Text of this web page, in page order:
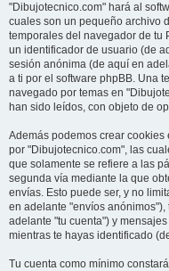
"Dibujotecnico.com" hará al
cuales son un pequeño archivo
temporales del navegador de tu
un identificador de usuario (de
sesión anónima (de aquí en
a ti por el software phpBB. Una
navegado por temas en
han sido leídos, con objeto de
Además podemos crear
por "Dibujotecnico.com", las
que solamente se refiere a las
segunda vía mediante la que
envías. Esto puede ser, y no
en adelante "envíos
adelante "tu cuenta") y
mientras te hayas identificado
Tu cuenta como mínimo